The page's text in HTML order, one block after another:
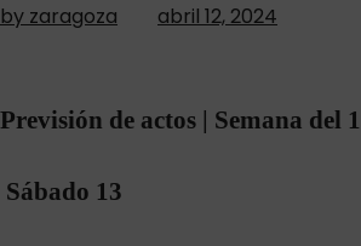
by zaragoza abril 12, 2024
Previsión de actos | Semana del
Sábado 13